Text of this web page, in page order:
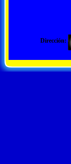
Dirección: